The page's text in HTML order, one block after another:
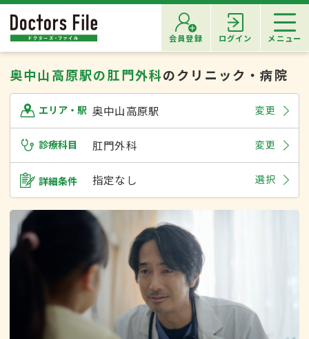
会員登録 ログイン メニュー
奥中山高原駅の肛門外科のクリニック・病院
エリア・駅 奥中山高原駅 変更
診療科目 肛門外科 変更
詳細条件 指定なし 選択